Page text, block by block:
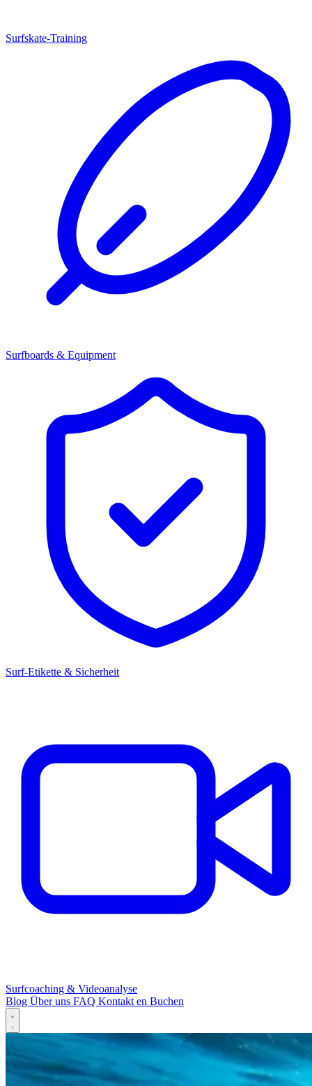
Surfskate-Training
Surfboards & Equipment
Surf-Etikette & Sicherheit
Surfcoaching & Videoanalyse
Blog Über uns FAQ Kontakten Buchen